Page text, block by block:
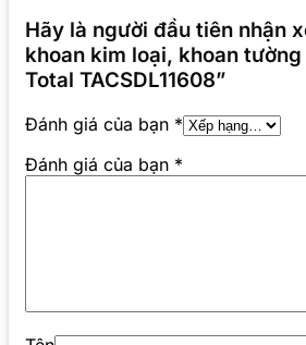
Hãy là người đầu tiên nhận
khoan kim loại, khoan
Total TACSDL11608”
Đánh giá của bạn *
Đánh giá của bạn *